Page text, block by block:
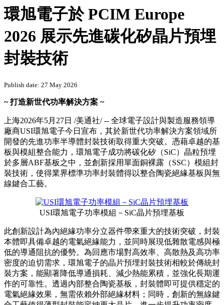
PRNewswire
環旭電子於 PCIM Europe
2026 展示先進碳化矽晶片預埋
封裝技術
打造新世代功率解決方案~
上海2026年5月27日/美通社/ -- 全球電子設計與製造服務領導
廠商USI環旭電子今日宣布，其於新世代功率解決方案領域所
開發的先進功率半導體封裝技術取得重大突破。憑藉卓越的基
板與模組整合能力，環旭電子成功將碳化矽（SiC）晶粒預埋
於多層ABF基板之中，並創新採用單面銅裸露（SSC）模組封
裝技術，使得業界標準功率封裝體得以整合陶瓷絕緣基板與無
線鍵合工藝。